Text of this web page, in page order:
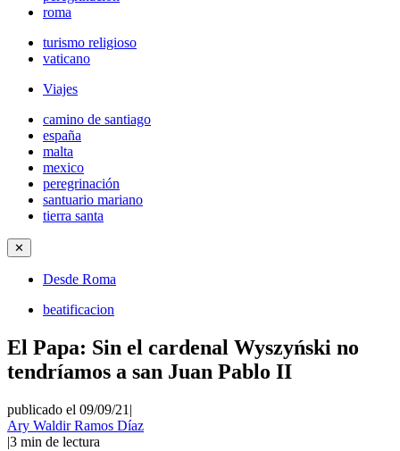
roma
turismo religioso
vaticano
Viajes
camino de santiago
españa
malta
mexico
peregrinación
santuario mariano
tierra santa
✕
Desde Roma
beatificacion
El Papa: Sin el cardenal Wyszyński no
tendríamos a san Juan Pablo II
publicado el 09/09/21 |
Ary Waldir Ramos Díaz
|3 min de lectura